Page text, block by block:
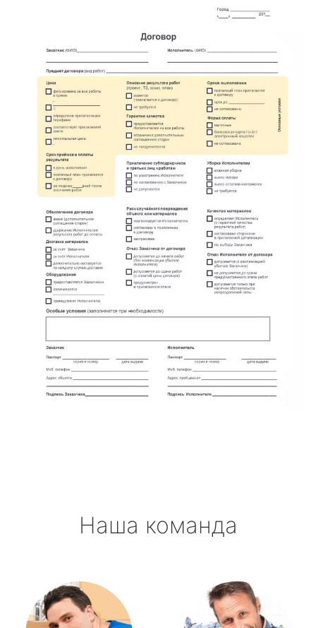
Наша команда